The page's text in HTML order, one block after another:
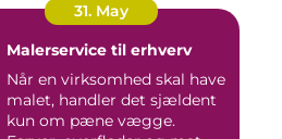
31. May
Malerservice til erhverv
Når en virksomhed skal have
malet, handler det sjældent
kun om pæne vægge.